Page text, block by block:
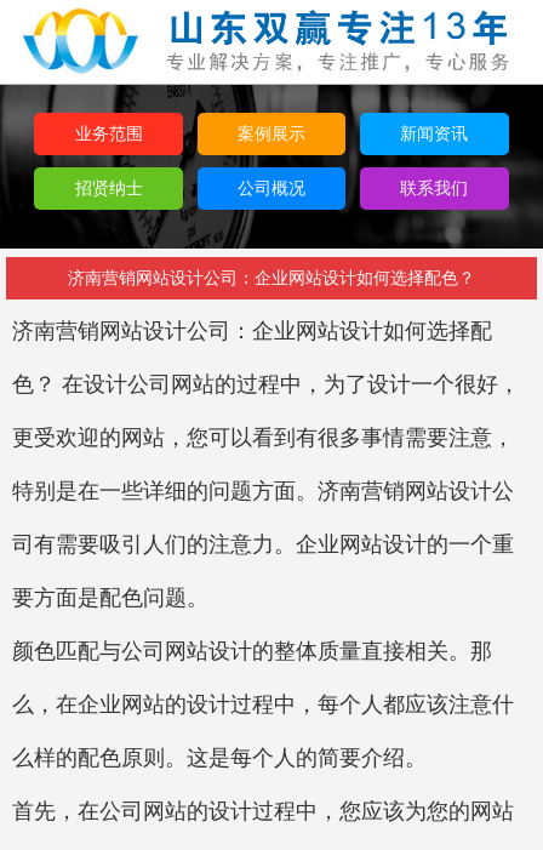
业务范围 案例展示 新闻资讯
招贤纳士 公司概况 联系我们
济南营销网站设计公司：企业网站设计如何选择配色？
济南营销网站设计公司：企业网站设计如何选择配
色？ 在设计公司网站的过程中，为了设计一个很好，
更受欢迎的网站，您可以看到有很多事情需要注意，
特别是在一些详细的问题方面。济南营销网站设计公
司有需要吸引人们的注意力。企业网站设计的一个重
要方面是配色问题。
颜色匹配与公司网站设计的整体质量直接相关。那
么，在企业网站的设计过程中，每个人都应该注意什
么样的配色原则。这是每个人的简要介绍。
首先，在公司网站的设计过程中，您应该为您的网站